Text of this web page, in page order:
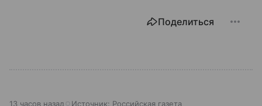
Поделиться
13 часов назад Источник: Российская газета